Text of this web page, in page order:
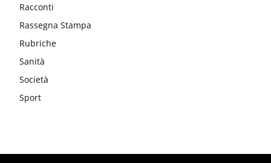
Racconti
Rassegna Stampa
Rubriche
Sanità
Società
Sport